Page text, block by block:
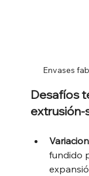
Envases
Desafíos
fundido